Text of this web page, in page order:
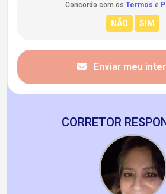
Concordo com os Termos e
Enviar meu
CORRETOR